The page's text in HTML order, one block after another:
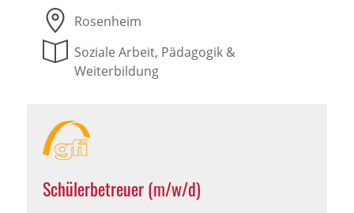
Rosenheim
Soziale Arbeit, Pädagogik &
Weiterbildung
Schülerbetreuer (m/w/d)